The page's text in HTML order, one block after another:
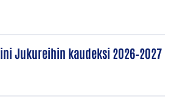
Jukureihin kaudeksi 2026–2027